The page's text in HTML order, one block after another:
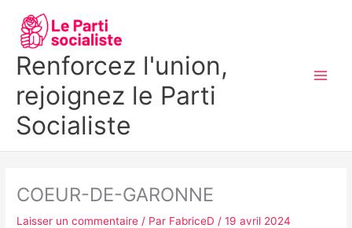
contenu
Renforcez l'union,
rejoignez le Parti
Socialiste
COEUR-DE-GARONNE
Laisser un commentaire / Par FabriceD/19 avril 2024